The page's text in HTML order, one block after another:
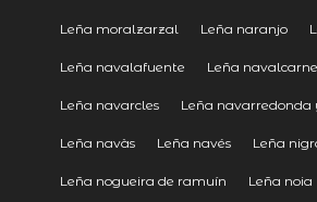
Leña moralzarzal Leña naranjo
Leña navalafuente Leña
Leña navarcles Leña navarredonda
Leña navàs Leña navés Leña
Leña nogueira de ramuín Leña noia